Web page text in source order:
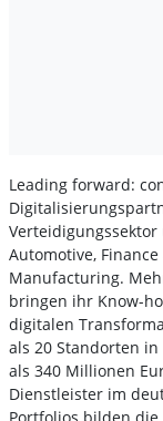
Leading forward:
Automotive,
Manufacturing.
bringen ihr Know-
digitalen
als 20 Standorten
als 340 Millionen
Dienstleister im